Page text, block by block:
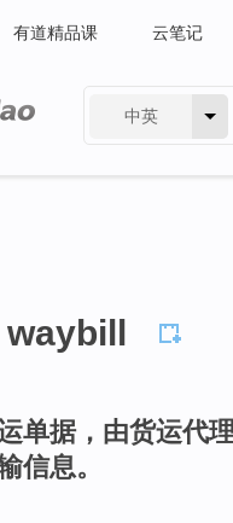
有道精品课 云笔记
中英
单据，由货运代
信息。